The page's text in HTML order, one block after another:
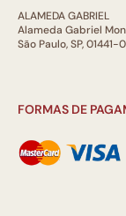
ALAMEDA GABRIEL
Alameda Gabriel
São Paulo, SP, 01441-
FORMAS DE